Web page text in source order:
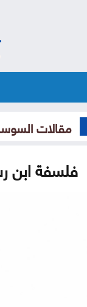
مقالات
فلسفة ابن